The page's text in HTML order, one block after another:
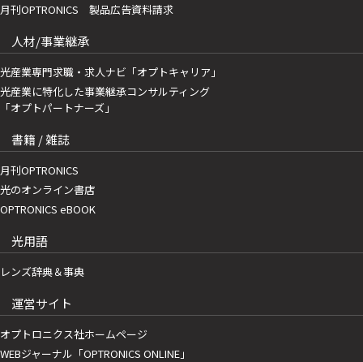
月刊OPTRONICS 製品広告資料請求
人材/事業継承
光産業専門求職・求人ナビ「オプトキャリア」
光産業に特化した事業継承コンサルティング
「オプトパートナーズ」
書籍 / 雑誌
月刊OPTRONICS
光のオンライン書店
OPTRONICS eBOOK
光用語
レンズ辞典＆事典
運営サイト
オプトロニクス社ホームページ
WEBジャーナル「OPTRONICS ONLINE」